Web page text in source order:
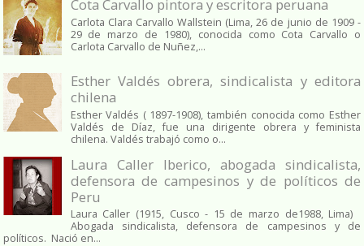
Cota Carvallo pintora y escritora peruana
Carlota Clara Carvallo Wallstein (Lima, 26 de junio de 1909 -
29 de marzo de 1980), conocida como Cota Carvallo o
Carlota Carvallo de Nuñez,...
Esther Valdés obrera, sindicalista y editora
chilena
Esther Valdés ( 1897-1908), también conocida como Esther
Valdés de Díaz, fue una dirigente obrera y feminista
chilena. Valdés trabajó como o...
Laura Caller Iberico, abogada sindicalista,
defensora de campesinos y de políticos de
Peru
Laura Caller (1915, Cusco - 15 de marzo de1988, Lima)
Abogada sindicalista, defensora de campesinos y de
políticos. Nació en...